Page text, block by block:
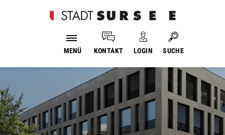
Kopfzeile
MENÜ KONTAKT LOGIN SUCHE
Inhalt